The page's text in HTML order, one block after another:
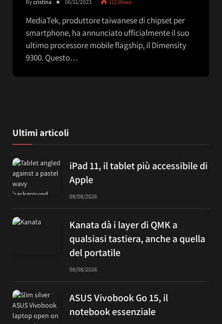
Bycristina 06/11/2023 111Views
MediaTek, produttore taiwanese di chipset per
smartphone, ha annunciato ufficialmente il suo
ultimo processore mobile flagship, il Dimensity
9300. Questo…
Ultimi articoli
iPad 11, il tablet più accessibile di
Apple
08/08/2026
Kanata dà i layer di QMK a
qualsiasi tastiera, anche a quella
del portatile
08/08/2026
ASUS Vivobook Go 15, il
notebook essenziale